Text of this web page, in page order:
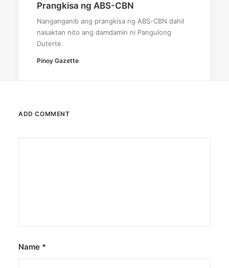
Prangkisa ng ABS-CBN
Nanganganib ang prangkisa ng ABS-CBN dahil
nasaktan nito ang damdamin ni Pangulong
Duterte.
Pinoy Gazette
ADD COMMENT
Name *